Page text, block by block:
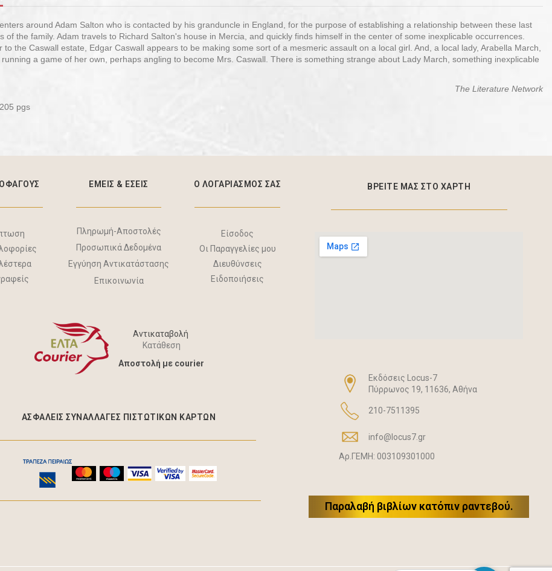
around Adam Salton who is contacted by his granduncle in England, for the purpose of establishing a relationship between these last
of the family. Adam travels to Richard Salton's house in Mercia, and quickly finds himself in the center of some inexplicable occurrences.
to the Caswall estate, Edgar Caswall appears to be making some sort of a mesmeric assault on a local girl. And, a local lady, Arabella March,
a game of her own, perhaps angling to become Mrs. Caswall. There is something strange about Lady March, something inexplicable
The Literature Network
pgs
ΕΜΕΙΣ & EΣΕΙΣ
Πληρωμή-Αποστολές
Προσωπικά Δεδομένα
Εγγύηση Αντικατάστασης
Επικοινωνία
Ο ΛΟΓΑΡΙΑΣΜΟΣ ΣΑΣ
Είσοδος
Οι Παραγγελίες μου
Διευθύνσεις
Ειδοποιήσεις
Αντικαταβολή
Κατάθεση
Aποστολή με courier
ΑΣΦΑΛΕΊΣ ΣΥΝΑΛΛΑΓΈΣ ΠΙΣΤΩΤΙΚΩΝ ΚΑΡΤΩΝ
ΒΡΕΙΤΕ ΜΑΣ ΣΤΟ ΧΑΡΤΗ
Eκδόσεις Locus-7
Πύρρωνος 19, 11636, Αθήνα
210-7511395
info@locus7.gr
Αρ.ΓΕΜΗ: 003109301000
Παραλαβή βιβλίων κατόπιν ραντεβού.